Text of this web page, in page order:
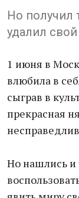
Но получил
удалил
1 июня в
влюбила в
сыграв в
прекрасная
Но нашлись и